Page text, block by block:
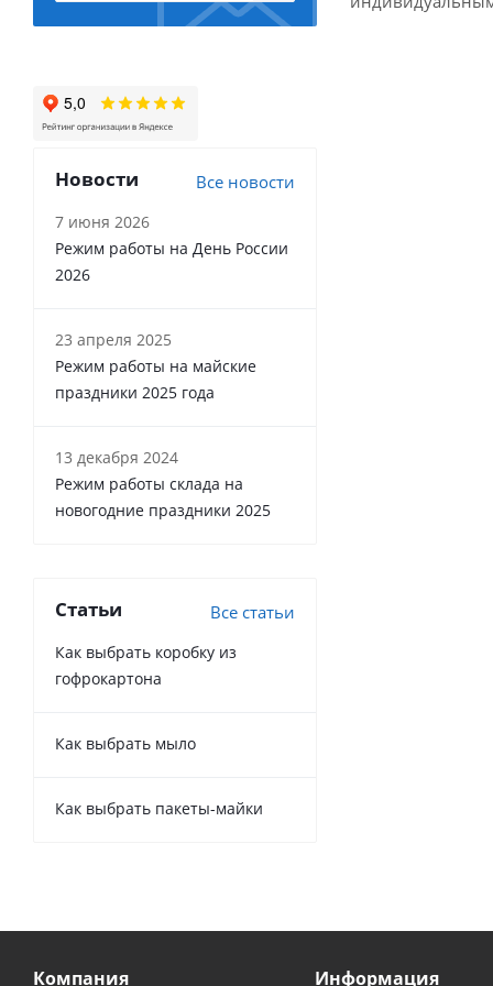
Новости Все новости
7 июня 2026
Режим работы на День России
2026
23 апреля 2025
Режим работы на майские
праздники 2025 года
13 декабря 2024
Режим работы склада на
новогодние праздники 2025
Статьи Все статьи
Как выбрать коробку из
гофрокартона
Как выбрать мыло
Как выбрать пакеты-майки
Компания Информация